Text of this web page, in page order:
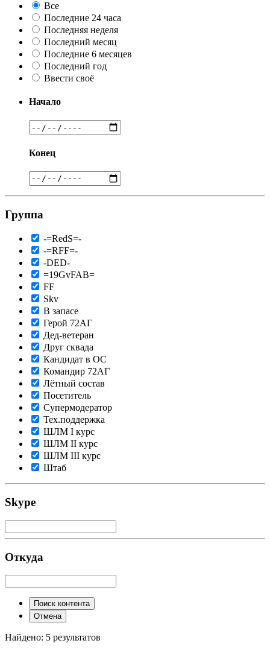
Все
Последние 24 часа
Последняя неделя
Последний месяц
Последние 6 месяцев
Последний год
Ввести своё
Начало
Конец
Группа
-=RedS=-
-=RFF=-
-DED-
=19GvFAB=
FF
Skv
В запасе
Герой 72АГ
Дед-ветеран
Друг сквада
Кандидат в ОС
Командир 72АГ
Лётный состав
Посетитель
Супермодератор
Тех.поддержка
ШЛМ I курс
ШЛМ II курс
ШЛМ III курс
Штаб
Skype
Откуда
Поиск контента
Отмена
Найдено: 5 результатов